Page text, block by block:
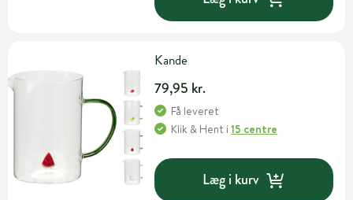
Kande
79,95 kr.
Få leveret
Klik & Hent i15 centre
Læg i kurv